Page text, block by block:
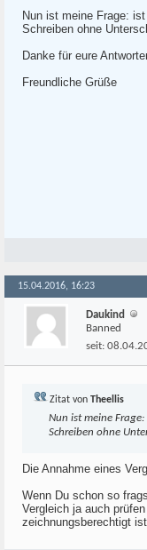
Nun ist meine Frage:
Schreiben ohne
Danke für eure
Freundliche Grüße
15.04.2016, 16:23
Daukind
Banned
seit:
Zitat von Theellis
Nun ist meine
Schreiben ohne
Die Annahme eines
Wenn Du schon so
Vergleich ja auch
zeichnungsberechtigt